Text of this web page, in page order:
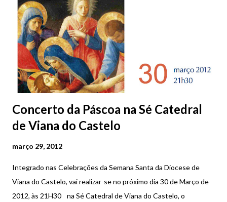
Concerto da Páscoa na Sé Catedral
de Viana do Castelo
março 29, 2012
Integrado nas Celebrações da Semana Santa da Diocese de
Viana do Castelo, vai realizar-se no próximo dia 30 de Março de
2012, às 21H30 na Sé Catedral de Viana do Castelo, o